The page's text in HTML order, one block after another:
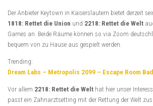
Der Anbieter Keytown in Kaiserslautern bietet derzeit
1818: Rettet die Union und 2218: Rettet die Welt
Games an. Beide Räume können so via Zoom
bequem von zu Hause aus gespielt werden.
Trending:
Dream Labs – Metropolis 2099 – Escape Room
Vor allem 2218: Rettet die Welt hat hier unser
passt ein Zahnarztsetting mit der Rettung der Welt